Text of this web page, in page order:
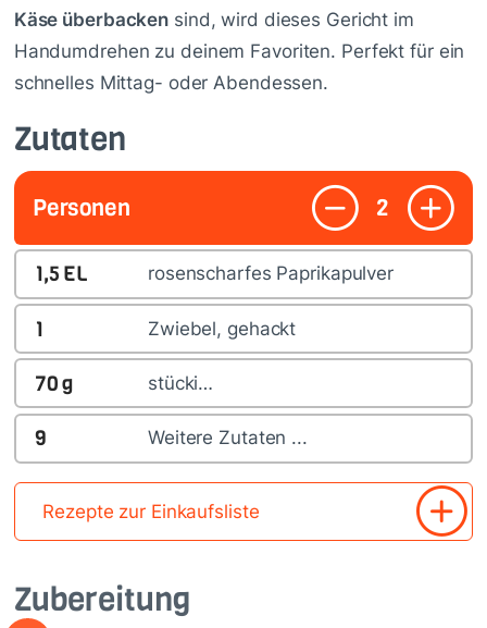
Zubereitung
Käse überbacken sind, wird dieses Gericht im
Handumdrehen zu deinem Favoriten. Perfekt für ein
schnelles Mittag- oder Abendessen.
Zutaten
Personen 2
1,5 EL rosenscharfes Paprikapulver
1 Zwiebel, gehackt
70g stücki…
9 Weitere Zutaten ...
Rezepte zur Einkaufsliste